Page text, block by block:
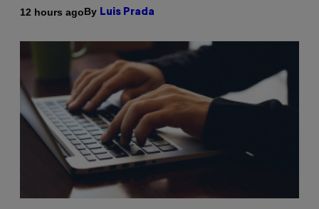
12 hours agoBy Luis Prada